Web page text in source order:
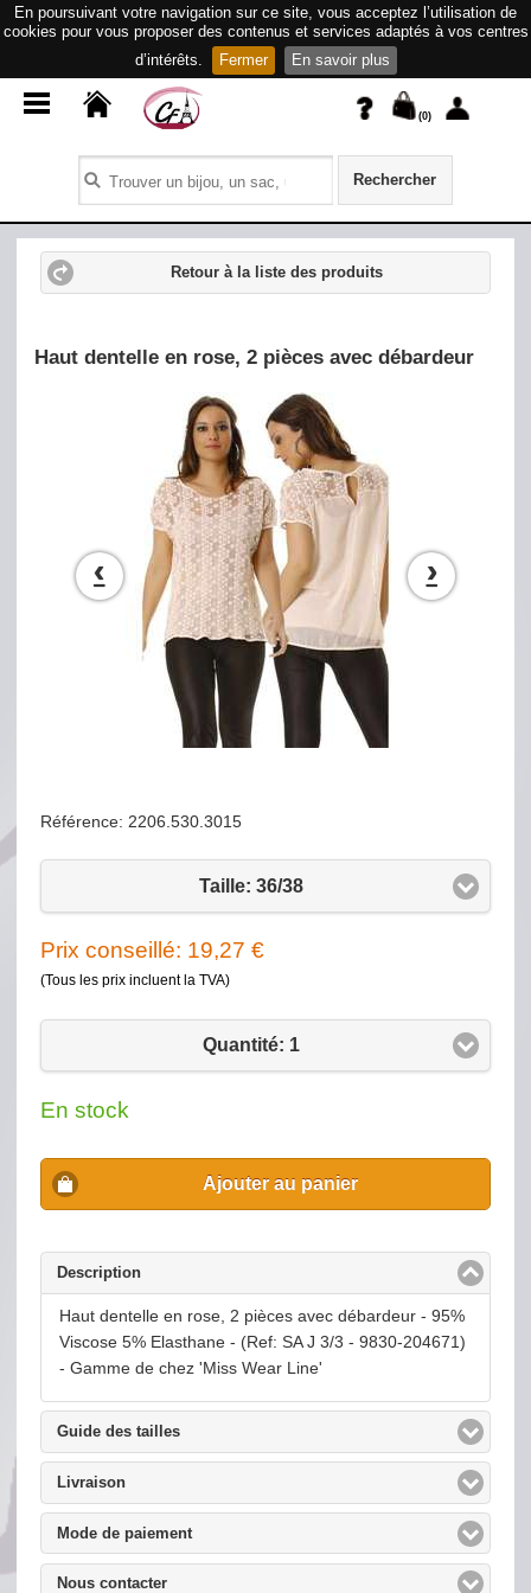
En poursuivant votre navigation sur ce site, vous acceptez l’utilisation de
cookies pour vous proposer des contenus et services adaptés à vos centres
d’intérêts.
Fermer En savoir plus
(0)
Rechercher
Retour à la liste des produits
Haut dentelle en rose, 2 pièces avec débardeur
‹ ›
Référence: 2206.530.3015
Taille: 36/38
Prix conseillé: 19,27 €
(Tous les prix incluent la TVA)
Quantité: 1
En stock
Ajouter au panier
Descriptionclick to collapse contents
Haut dentelle en rose, 2 pièces avec débardeur - 95%
Viscose 5% Elasthane - (Ref: SA J 3/3 - 9830-204671)
- Gamme de chez 'Miss Wear Line'
Guide des taillesclick to expand contents
Livraisonclick to expand contents
Mode de paiementclick to expand contents
Nous contacterclick to expand contents